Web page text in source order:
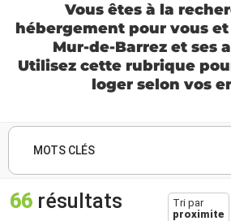
Vous êtes à la
hébergement pour vous
Mur-de-Barrez et ses
Utilisez cette rubrique
loger selon vos
MOTS CLÉS
66 résultats
Tri par
proximite